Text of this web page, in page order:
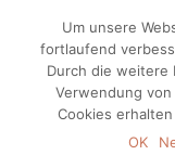
Um unsere
fortlaufend
Durch die weitere
Verwendung
Cookies
OK